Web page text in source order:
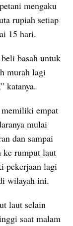
rupiah setiap
15 hari.
basah untuk
murah lagi
katanya.
empat
mulai
dan sampai
ke rumput laut
pekerjaan lagi
wilayah ini.
laut selain
saat malam